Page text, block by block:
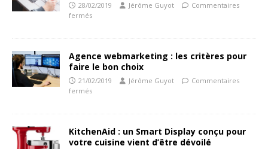
28/02/2019 Jérôme Guyot
Commentaires
fermés
Agence webmarketing : les critères pour
faire le bon choix
21/02/2019 Jérôme Guyot
Commentaires
fermés
KitchenAid : un Smart Display conçu pour
votre cuisine vient d’être dévoilé